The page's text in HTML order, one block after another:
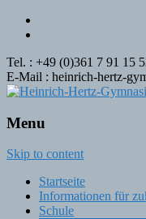
Tel. : +49 (0)361 7 91 15
E-Mail : heinrich-hertz-
Menu
Skip to content
Startseite
Informationen für
Schule